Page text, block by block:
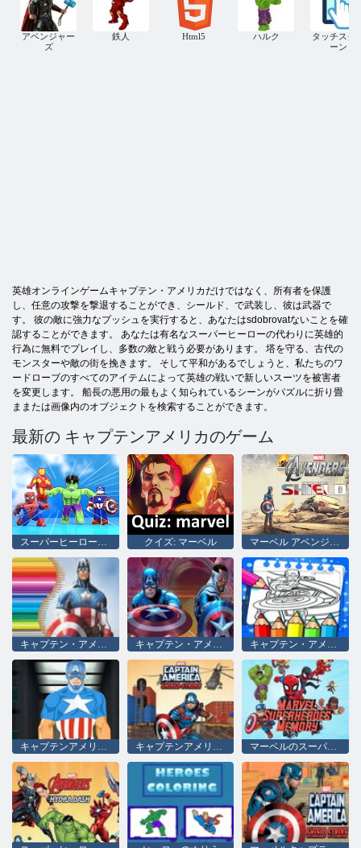
アベンジャー
ズ
鉄人 Html5 ハルク
タッチスク
ーン
英雄オンラインゲームキャプテン・アメリカだけではなく、所有者を保護
し、任意の攻撃を撃退することができ、シールド、で武装し、彼は武器で
す。 彼の敵に強力なプッシュを実行すると、あなたはsdobrovatないことを確
認することができます。 あなたは有名なスーパーヒーローの代わりに英雄的
行為に無料でプレイし、多数の敵と戦う必要があります。 塔を守る、古代の
モンスターや敵の街を挽きます。 そして平和があるでしょうと、私たちのワ
ードローブのすべてのアイテムによって英雄の戦いで新しいスーツを被害者
を変更します。 船長の悪用の最もよく知られているシーンがパズルに折り畳
ままたは画像内のオブジェクトを検索することができます。
最新の キャプテンアメリカのゲーム
クイズ: マーベル
キャプテン・アメリカの塗り絵 キャプテン・アメリカ キャプテン・アメリカの塗り絵
キャプテンアメリカドレスアップ キャプテンアメリカ：シールドストライク マーベルのスーパーヒーローの記憶